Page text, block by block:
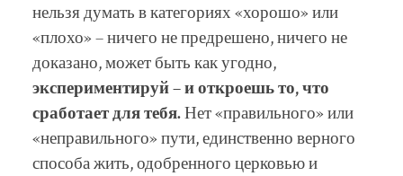
нельзя думать в категориях «хорошо» или
«плохо» – ничего не предрешено, ничего не
доказано, может быть как угодно,
экспериментируй – и откроешь то, что
сработает для тебя.Нет «правильного» или
«неправильного» пути, единственно верного
способа жить, одобренного церковью и